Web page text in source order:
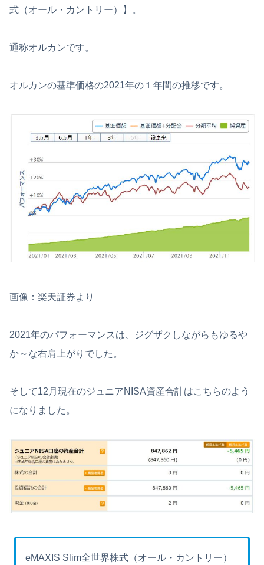
式（オール・カントリー）】。
通称オルカンです。
オルカンの基準価格の2021年の１年間の推移です。
画像：楽天証券より
2021年のパフォーマンスは、ジグザクしながらもゆるや
か～な右肩上がりでした。
そして12月現在のジュニアNISA資産合計はこちらのよう
になりました。
eMAXIS Slim全世界株式（オール・カントリー）